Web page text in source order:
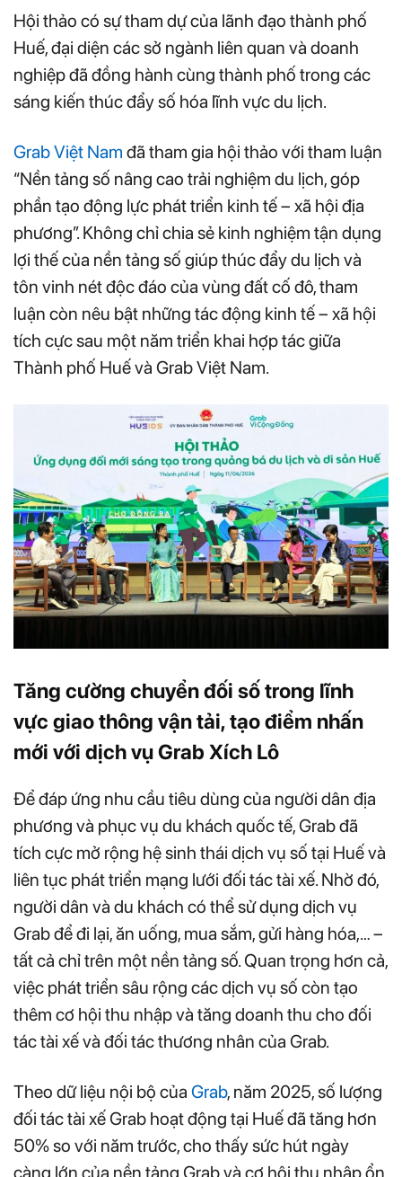
Hội thảo có sự tham dự của lãnh đạo thành phố
Huế, đại diện các sở ngành liên quan và doanh
nghiệp đã đồng hành cùng thành phố trong các
sáng kiến thúc đẩy số hóa lĩnh vực du lịch.
Grab Việt Nam đã tham gia hội thảo với tham luận
“Nền tảng số nâng cao trải nghiệm du lịch, góp
phần tạo động lực phát triển kinh tế – xã hội địa
phương”. Không chỉ chia sẻ kinh nghiệm tận dụng
lợi thế của nền tảng số giúp thúc đẩy du lịch và
tôn vinh nét độc đáo của vùng đất cố đô, tham
luận còn nêu bật những tác động kinh tế – xã hội
tích cực sau một năm triển khai hợp tác giữa
Thành phố Huế và Grab Việt Nam.
Tăng cường chuyển đối số trong lĩnh
vực giao thông vận tải, tạo điểm nhấn
mới với dịch vụ Grab Xích Lô
Để đáp ứng nhu cầu tiêu dùng của người dân địa
phương và phục vụ du khách quốc tế, Grab đã
tích cực mở rộng hệ sinh thái dịch vụ số tại Huế và
liên tục phát triển mạng lưới đối tác tài xế. Nhờ đó,
người dân và du khách có thể sử dụng dịch vụ
Grab để đi lại, ăn uống, mua sắm, gửi hàng hóa,… –
tất cả chỉ trên một nền tảng số. Quan trọng hơn cả,
việc phát triển sâu rộng các dịch vụ số còn tạo
thêm cơ hội thu nhập và tăng doanh thu cho đối
tác tài xế và đối tác thương nhân của Grab.
Theo dữ liệu nội bộ của Grab, năm 2025, số lượng
đối tác tài xế Grab hoạt động tại Huế đã tăng hơn
50% so với năm trước, cho thấy sức hút ngày
càng lớn của nền tảng Grab và cơ hội thu nhập ổn